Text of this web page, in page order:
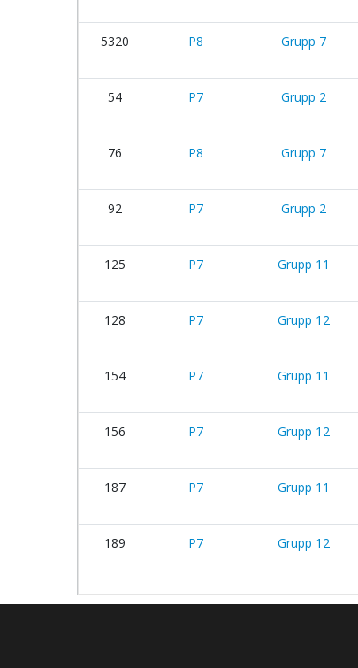
5320 P8 Grupp 7
54 P7 Grupp 2
76 P8 Grupp 7
92 P7 Grupp 2
125 P7 Grupp 11
128 P7 Grupp 12
154 P7 Grupp 11
156 P7 Grupp 12
187 P7 Grupp 11
189 P7 Grupp 12